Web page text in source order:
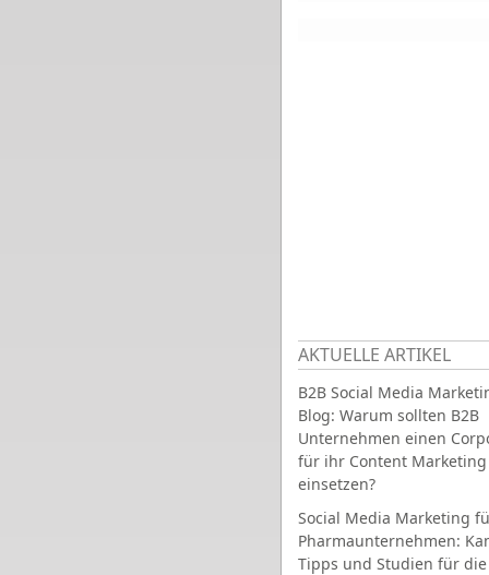
AKTUELLE ARTIKEL
B2B Social Media
Blog: Warum sollten B2B
Unternehmen einen
für ihr Content Marketing
einsetzen?
Social Media Marketing
Pharmaunternehmen:
Tipps und Studien für die